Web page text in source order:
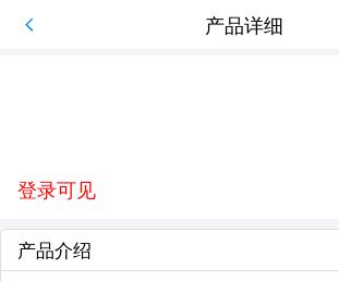
产品详细
登录可见
产品介绍